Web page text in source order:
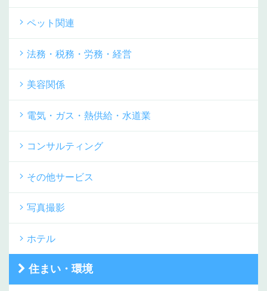
ペット関連
法務・税務・労務・経営
美容関係
電気・ガス・熱供給・水道業
コンサルティング
その他サービス
写真撮影
ホテル
住まい・環境